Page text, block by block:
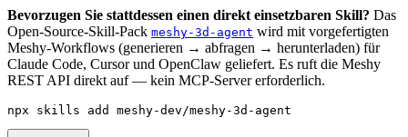
Bevorzugen Sie stattdessen einen direkt einsetzbaren Skill? Das
Open-Source-Skill-Pack meshy-3d-agent wird mit vorgefertigten
Meshy-Workflows (generieren → abfragen → herunterladen) für
Claude Code, Cursor und OpenClaw geliefert. Es ruft die Meshy
REST API direkt auf — kein MCP-Server erforderlich.
npx skills add meshy-dev/meshy-3d-agent